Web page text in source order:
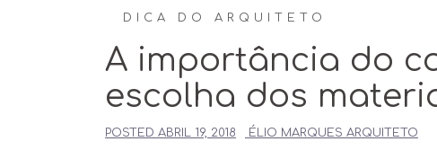
DICA DO ARQUITETO
A importância do
escolha dos
POSTED ABRIL 19, 2018 ÉLIO MARQUES ARQUITETO